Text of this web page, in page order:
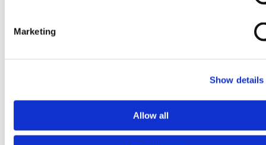
Marketing
Show details
Allow all